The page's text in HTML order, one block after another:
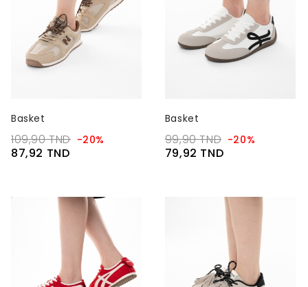
Basket
109,90 TND -20%
87,92 TND
Basket
99,90 TND -20%
79,92 TND